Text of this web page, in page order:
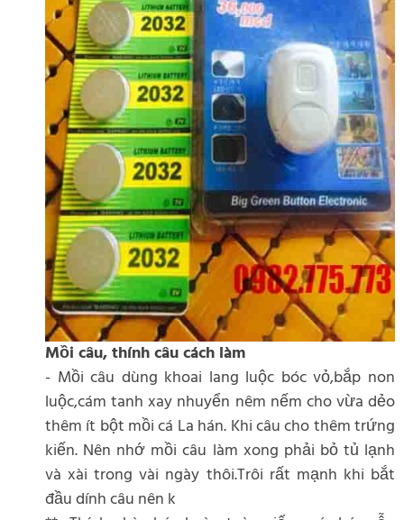
Mồi câu, thính câu cách làm
- Mồi câu dùng khoai lang luộc bóc vỏ,bắp non
luộc,cám tanh xay nhuyển nêm nếm cho vừa dẻo
thêm ít bột mồi cá La hán. Khi câu cho thêm trứng
kiến. Nên nhớ mồi câu làm xong phải bỏ tủ lạnh
và xài trong vài ngày thôi.Trôi rất mạnh khi bắt
đầu dính câu nên k